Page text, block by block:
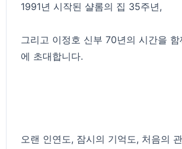
1991년 시작된 샬롬의 집 35주년,
그리고 이정호 신부 70년의 시간을
에 초대합니다.
오랜 인연도, 잠시의 기억도, 처음의